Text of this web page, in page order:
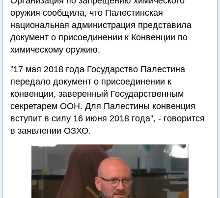
оружия сообщила, что Палестинская
национальная администрация представила
документ о присоединении к Конвенции по
химическому оружию.
"17 мая 2018 года Государство Палестина
передало документ о присоединении к
конвенции, заверенный Государственным
секретарем ООН. Для Палестины конвенция
вступит в силу 16 июня 2018 года", - говорится
в заявлении ОЗХО.